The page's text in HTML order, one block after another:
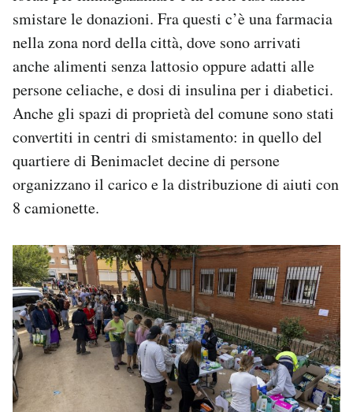
smistare le donazioni. Fra questi c’è una farmacia
nella zona nord della città, dove sono arrivati
anche alimenti senza lattosio oppure adatti alle
persone celiache, e dosi di insulina per i diabetici.
Anche gli spazi di proprietà del comune sono stati
convertiti in centri di smistamento: in quello del
quartiere di Benimaclet decine di persone
organizzano il carico e la distribuzione di aiuti con
8 camionette.